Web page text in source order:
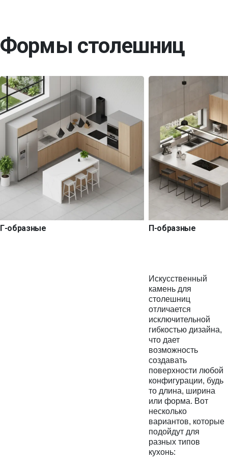
Формы столешниц
Г-образные П-образные
Искусственный
камень для
столешниц
отличается
исключительной
гибкостью дизайна,
что дает
возможность
создавать
поверхности любой
конфигурации, будь
то длина, ширина
или форма. Вот
несколько
вариантов, которые
подойдут для
разных типов
кухонь: